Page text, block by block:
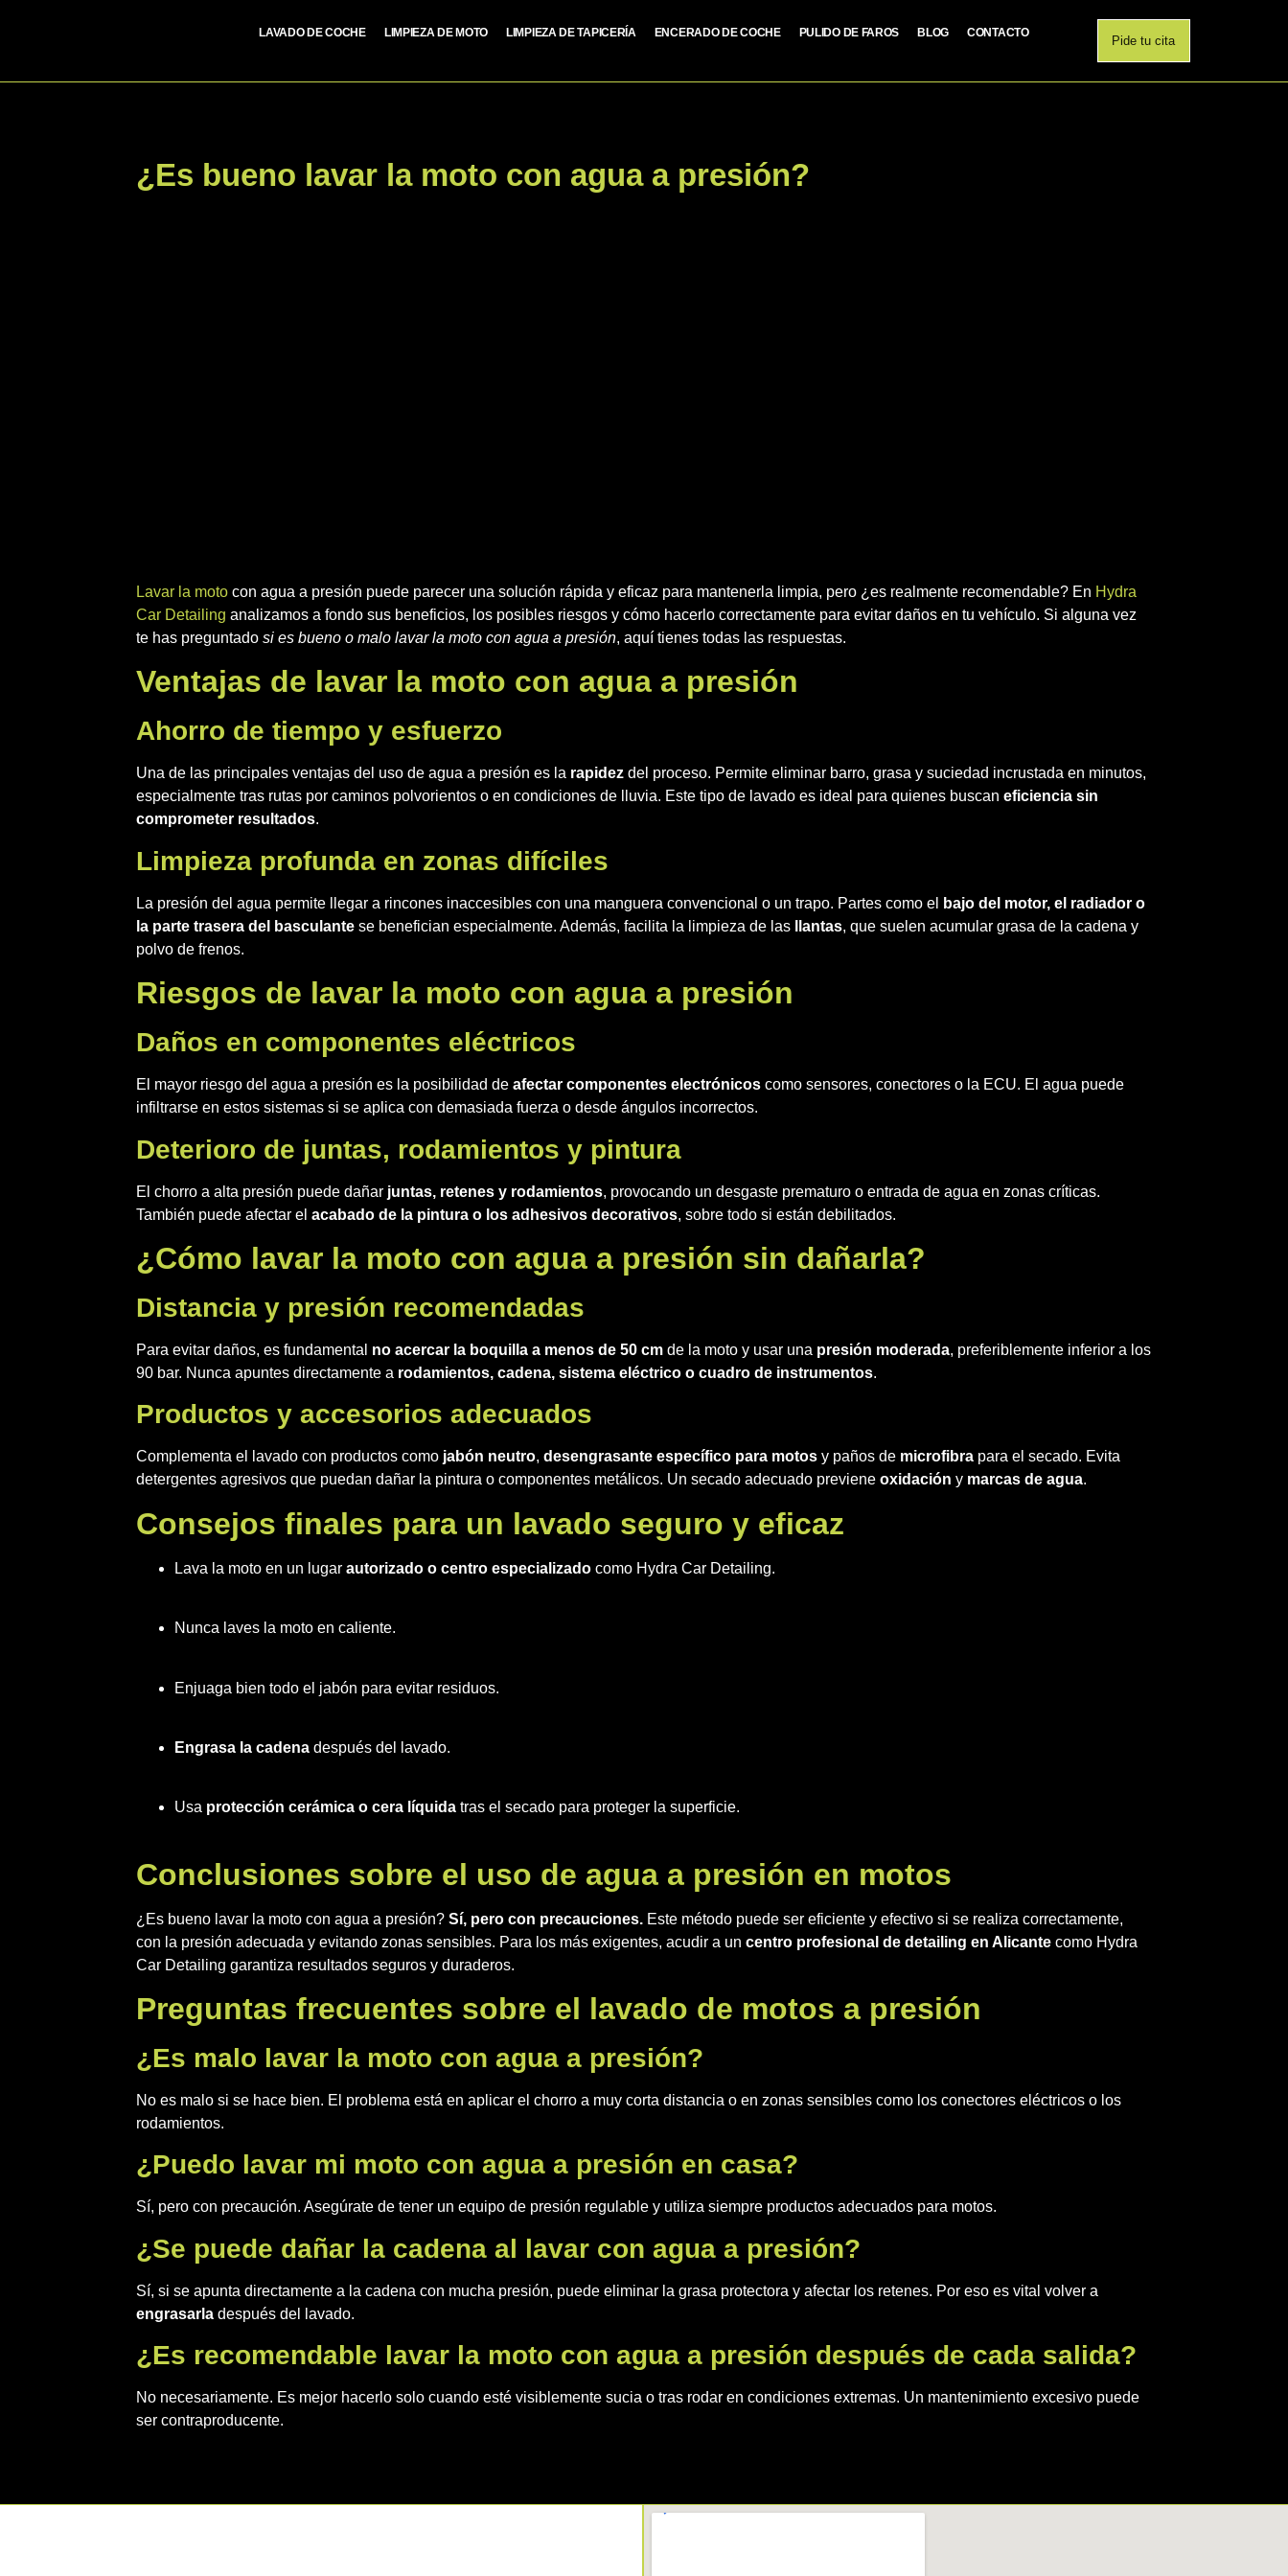
LAVADO DE COCHE LIMPIEZA DE MOTO LIMPIEZA DE TAPICERÍA ENCERADO DE COCHE PULIDO DE FAROS BLOG CONTACTO
Pide tu cita
¿Es bueno lavar la moto con agua a presión?
Lavar la moto con agua a presión puede parecer una solución rápida y eficaz para mantenerla limpia, pero ¿es realmente recomendable? En Hydra
Car Detailing analizamos a fondo sus beneficios, los posibles riesgos y cómo hacerlo correctamente para evitar daños en tu vehículo. Si alguna vez
te has preguntadosi es bueno o malo lavar la moto con agua a presión, aquí tienes todas las respuestas.
Ventajas de lavar la moto con agua a presión
Ahorro de tiempo y esfuerzo
Una de las principales ventajas del uso de agua a presión es la rapidez del proceso. Permite eliminar barro, grasa y suciedad incrustada en minutos,
especialmente tras rutas por caminos polvorientos o en condiciones de lluvia. Este tipo de lavado es ideal para quienes buscaneficiencia sin
comprometer resultados.
Limpieza profunda en zonas difíciles
La presión del agua permite llegar a rincones inaccesibles con una manguera convencional o un trapo. Partes como el
bajo del motor, el radiador o
la parte trasera del basculante se benefician especialmente. Además, facilita la limpieza de las llantas, que suelen acumular grasa de la cadena y
polvo de frenos.
Riesgos de lavar la moto con agua a presión
Daños en componentes eléctricos
El mayor riesgo del agua a presión es la posibilidad deafectar componentes electrónicos como sensores, conectores o la ECU. El agua puede
infiltrarse en estos sistemas si se aplica con demasiada fuerza o desde ángulos incorrectos.
Deterioro de juntas, rodamientos y pintura
El chorro a alta presión puede dañar juntas, retenes y rodamientos, provocando un desgaste prematuro o entrada de agua en zonas críticas.
También puede afectar elacabado de la pintura o los adhesivos decorativos, sobre todo si están debilitados.
¿Cómo lavar la moto con agua a presión sin dañarla?
Distancia y presión recomendadas
Para evitar daños, es fundamental no acercar la boquilla a menos de 50 cm de la moto y usar una presión moderada, preferiblemente inferior a los
90 bar. Nunca apuntes directamente a rodamientos, cadena, sistema eléctrico o cuadro de instrumentos.
Productos y accesorios adecuados
Complementa el lavado con productos como jabón neutro,desengrasante específico para motos y paños de microfibra para el secado. Evita
detergentes agresivos que puedan dañar la pintura o componentes metálicos. Un secado adecuado previeneoxidación y marcas de agua.
Consejos finales para un lavado seguro y eficaz
Lava la moto en un lugarautorizado o centro especializado como Hydra Car Detailing.
Nunca laves la moto en caliente.
Enjuaga bien todo el jabón para evitar residuos.
Engrasa la cadena después del lavado.
Usa protección cerámica o cera líquida tras el secado para proteger la superficie.
Conclusiones sobre el uso de agua a presión en motos
¿Es bueno lavar la moto con agua a presión?Sí, pero con precauciones. Este método puede ser eficiente y efectivo si se realiza correctamente,
con la presión adecuada y evitando zonas sensibles. Para los más exigentes, acudir a uncentro profesional de detailing en Alicante como Hydra
Car Detailing garantiza resultados seguros y duraderos.
Preguntas frecuentes sobre el lavado de motos a presión
¿Es malo lavar la moto con agua a presión?
No es malo si se hace bien. El problema está en aplicar el chorro a muy corta distancia o en zonas sensibles como los conectores eléctricos o los
rodamientos.
¿Puedo lavar mi moto con agua a presión en casa?
Sí, pero con precaución. Asegúrate de tener un equipo de presión regulable y utiliza siempre productos adecuados para motos.
¿Se puede dañar la cadena al lavar con agua a presión?
Sí, si se apunta directamente a la cadena con mucha presión, puede eliminar la grasa protectora y afectar los retenes. Por eso es vital volver a
engrasarla después del lavado.
¿Es recomendable lavar la moto con agua a presión después de cada salida?
No necesariamente. Es mejor hacerlo solo cuando esté visiblemente sucia o tras rodar en condiciones extremas. Un mantenimiento excesivo puede
ser contraproducente.